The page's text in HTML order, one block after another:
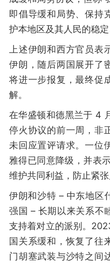
即倡导缓和局势、保持
护本地区及其人民的稳定
上述伊朗和西方官员表
伊朗，随后两国展开了
将进一步报复，最终促
解。
在华盛顿和德黑兰于 4
停火协议的前一周，非
未回应置评请求。一位
雅得已同意降级，并表
维护共同利益，防止紧张
伊朗和沙特 – 中东地区
强国 – 长期以来关系不
支持着对立的派别。
国关系缓和，恢复了往
门胡塞武装与沙特之间